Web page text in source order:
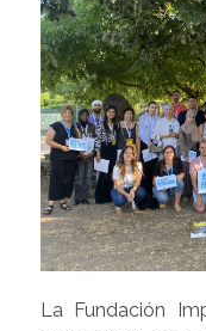
La Fundación